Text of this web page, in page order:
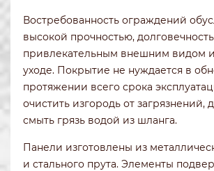
Востребованность ограждений
высокой прочностью,
привлекательным внешним видом
уходе. Покрытие не нуждается в
протяжении всего срока
очистить изгородь от загрязнений,
смыть грязь водой из шланга.
Панели изготовлены из
и стального прута. Элементы